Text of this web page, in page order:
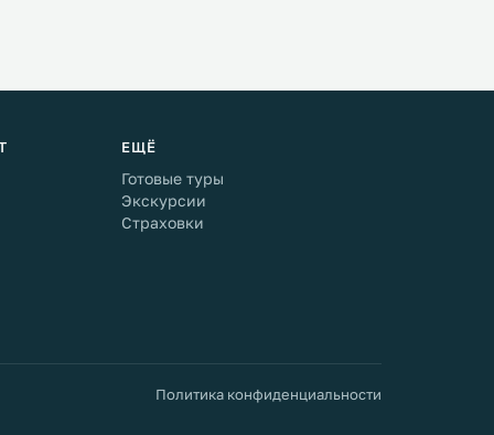
ЕЩЁ
Готовые туры
Экскурсии
Страховки
Политика конфиденциальности